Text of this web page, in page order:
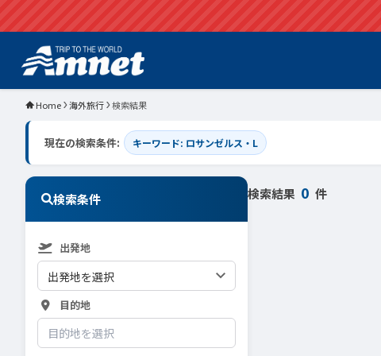
Home 海外旅行 検索結果
現在の検索条件: キーワード: ロサンゼルス・L
検索条件
出発地
目的地
検索結果 0 件